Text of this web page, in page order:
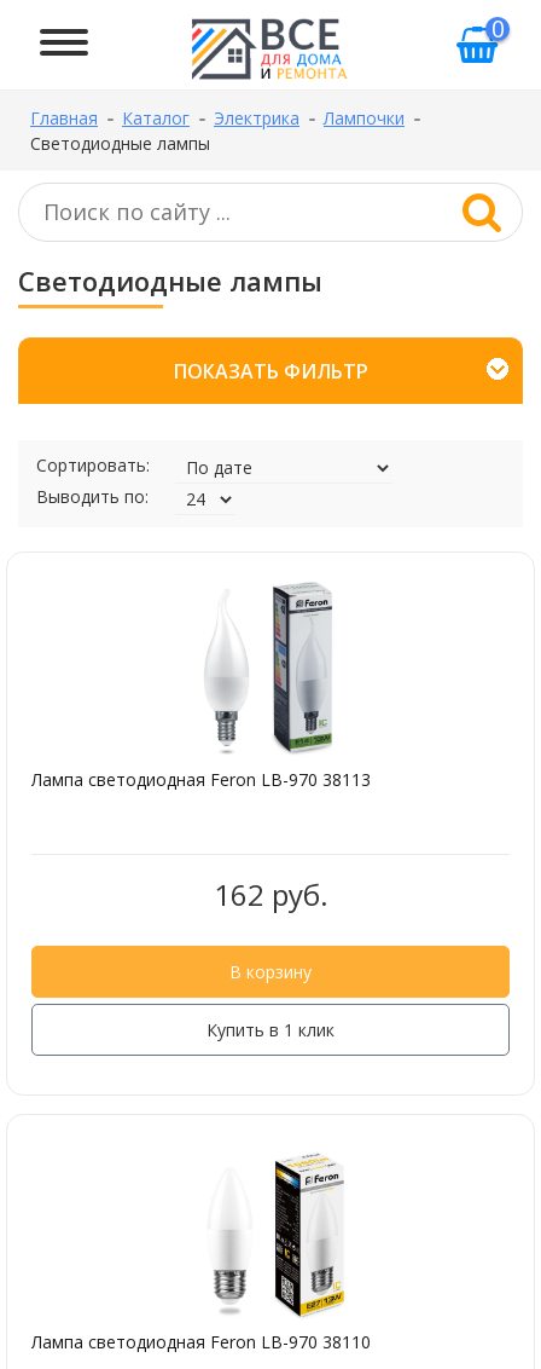
0
Главная Каталог Электрика
Лампочки
Светодиодные лампы
Светодиодные лампы
ПОКАЗАТЬ ФИЛЬТР
Сортировать:
Выводить по:
Лампа светодиодная Feron LB-970 38113
162 руб.
В корзину
Купить в 1 клик
Лампа светодиодная Feron LB-970 38110